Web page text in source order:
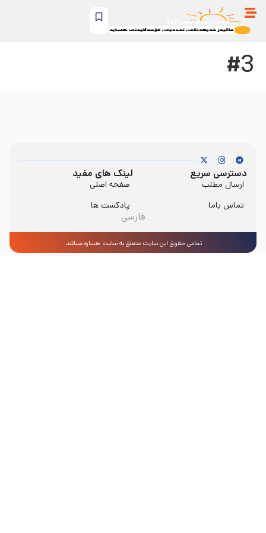
#3
دسترسی سریع
ارسال مطلب
تماس باما
لینک های مفید
صفحه اصلی
پادکست ها
فارسی
تمامی حقوق این سایت متعلق به سایت هساره میباشد.